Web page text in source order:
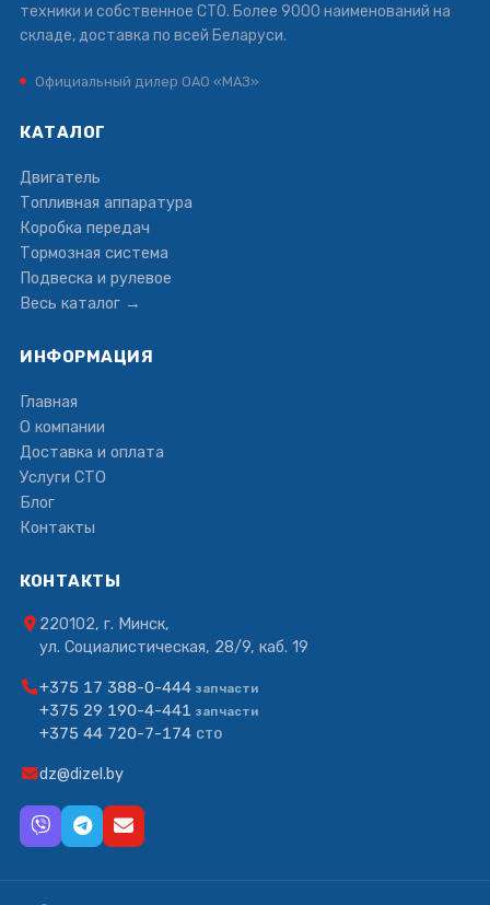
техники и собственное СТО. Более 9000 наименований на
складе, доставка по всей Беларуси.
Официальный дилер ОАО «МАЗ»
КАТАЛОГ
Двигатель
Топливная аппаратура
Коробка передач
Тормозная система
Подвеска и рулевое
Весь каталог →
ИНФОРМАЦИЯ
Главная
О компании
Доставка и оплата
Услуги СТО
Блог
Контакты
КОНТАКТЫ
220102, г. Минск,
ул. Социалистическая, 28/9, каб. 19
+375 17 388-0-444 запчасти
+375 29 190-4-441 запчасти
+375 44 720-7-174 СТО
dz@dizel.by